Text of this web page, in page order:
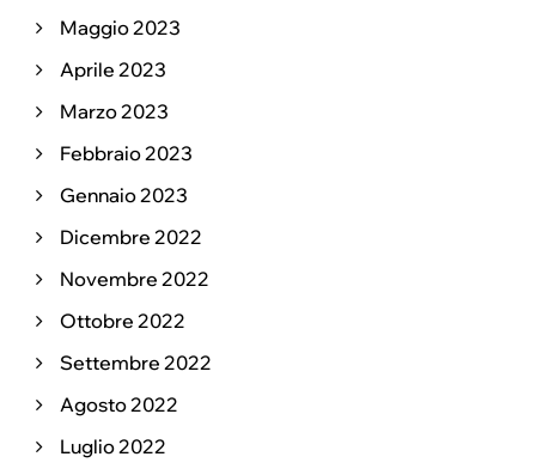
Maggio 2023
Aprile 2023
Marzo 2023
Febbraio 2023
Gennaio 2023
Dicembre 2022
Novembre 2022
Ottobre 2022
Settembre 2022
Agosto 2022
Luglio 2022